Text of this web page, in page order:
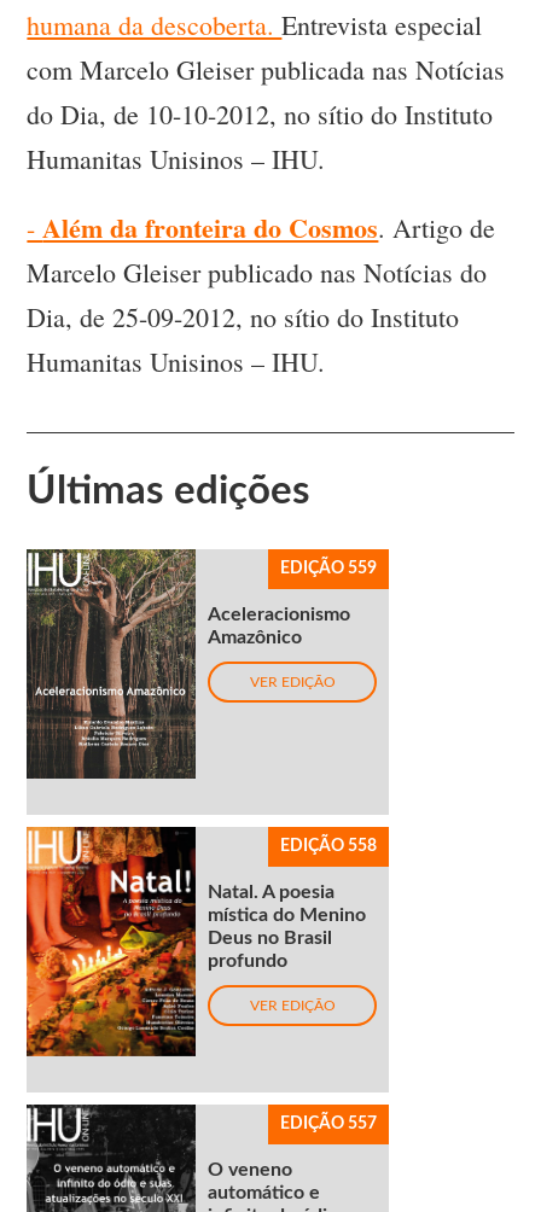
humana da descoberta.Entrevista especial
com Marcelo Gleiser publicada nas Notícias
do Dia, de 10-10-2012, no sítio do Instituto
Humanitas Unisinos – IHU.
-Além da fronteira do Cosmos. Artigo de
Marcelo Gleiser publicado nas Notícias do
Dia, de 25-09-2012, no sítio do Instituto
Humanitas Unisinos – IHU.
Últimas edições
EDIÇÃO 559
Aceleracionismo
Amazônico
VER EDIÇÃO
EDIÇÃO 558
Natal. A poesia
mística do Menino
Deus no Brasil
profundo
VER EDIÇÃO
EDIÇÃO 557
O veneno
automático e